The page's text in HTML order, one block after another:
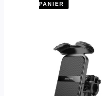
PANIER